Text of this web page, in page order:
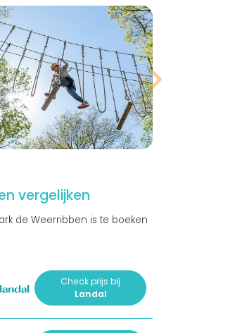
vergelijken
de Weerribben is te boeken
Check prijs bij
Landal